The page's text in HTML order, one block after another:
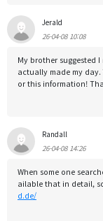
Jerald
26-04-08 10:08
My brother suggested
actually made my
or this information!
Randall
26-04-08 14:26
When some one
ailable that in detail,
d.de/